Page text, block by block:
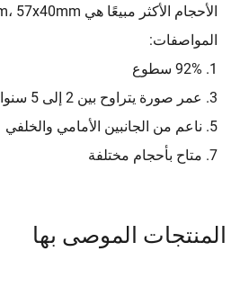
الأحجام الأكثر مبيعًا هي 80x80mm، 80x70mm، 80x60mm، 57x50mm، 57x40mm، وغيرها.
المواصفات:
1. 92% سطوع
3. عمر صورة يتراوح بين 2 إلى 5 سنوات
5. ناعم من الجانبين الأمامي والخلفي
7. متاح بأحجام مختلفة
المنتجات الموصى بها